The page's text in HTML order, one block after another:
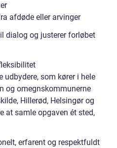
afdøde eller arvinger
dialog og justerer forløbet
som kører i hele
og omegnskommunerne
Hillerød, Helsingør og
at samle opgaven ét sted,
erfarent og respektfuldt